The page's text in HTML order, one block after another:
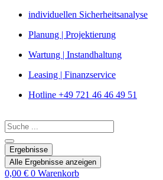
Zum
springen
individuellen Sicherheitsanalyse
Planung | Projektierung
Wartung | Instandhaltung
Leasing | Finanzservice
Hotline +49 721 46 46 49 51
Search
...
Ergebnisse
Alle Ergebnisse anzeigen
0,00 € 0 Warenkorb